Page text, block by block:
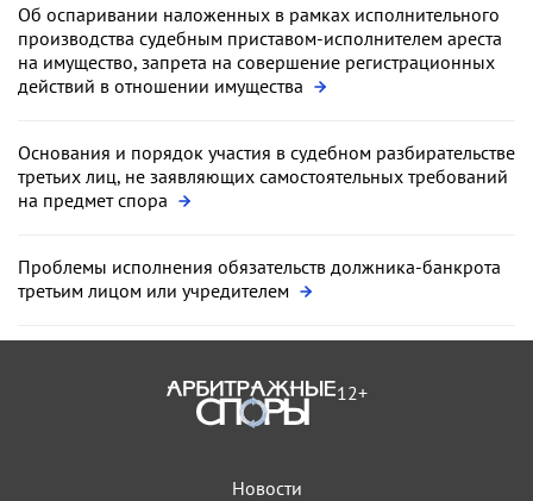
Об оспаривании наложенных в рамках исполнительного
производства судебным приставом-исполнителем ареста
на имущество, запрета на совершение регистрационных
действий в отношении имущества
Основания и порядок участия в судебном разбирательстве
третьих лиц, не заявляющих самостоятельных требований
на предмет спора
Проблемы исполнения обязательств должника-банкрота
третьим лицом или учредителем
12+
Новости